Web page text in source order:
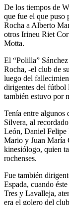
De los tiempos de
que fue el que puso
Rocha a Alberto
otros Irineu Riet
Motta.
El “Polilla”
Rocha, -el club de
luego del
dirigentes del fútbol
también estuvo por
Tenía entre algunos
Silvera, al
León, Daniel Felipe
Mario y Juan María
kinesiólogo, quien
rochenses.
Fue también
Espada, cuando
Tres y Lavalleja,
era el golero del